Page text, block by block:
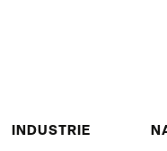
INDUSTRIE